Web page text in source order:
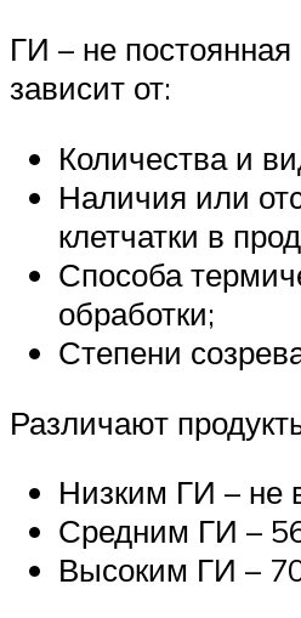
ГИ – не
зависит от:
Количества и
Наличия или
клетчатки в
Способа
обработки;
Степени
Различают
Низким ГИ – не
Средним ГИ –
Высоким ГИ –